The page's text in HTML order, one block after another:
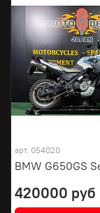
арт. 054020
BMW G650GS
420000 руб